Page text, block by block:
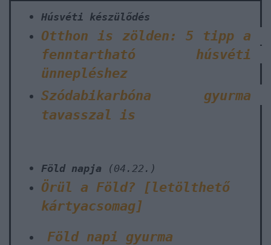
Húsvéti készülődés
Otthon is zölden: 5 tipp a
fenntartható húsvéti
ünnepléshez
Szódabikarbóna gyurma
tavasszal is
Föld napja (04.22.)
Örül a Föld? [letölthető
kártyacsomag]
Föld napi gyurma